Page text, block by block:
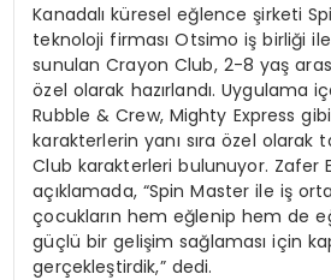
Kanadalı küresel eğlence şirketi
teknoloji firması Otsimo iş birliği
sunulan Crayon Club, 2-8 yaş
özel olarak hazırlandı. Uygulama
Rubble & Crew, Mighty Express
karakterlerin yanı sıra özel olarak
Club karakterleri bulunuyor. Zafer
açıklamada, “Spin Master ile iş
çocukların hem eğlenip hem de
güçlü bir gelişim sağlaması için
gerçekleştirdik,” dedi.